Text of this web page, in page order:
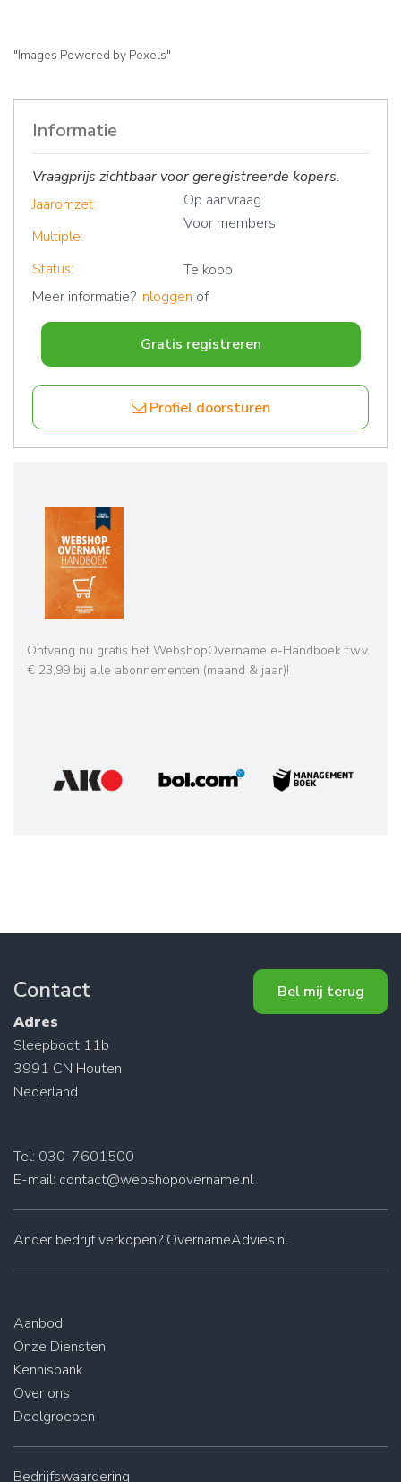
"Images Powered by Pexels"
Informatie
Vraagprijs zichtbaar voor geregistreerde kopers.
Jaaromzet: Op aanvraag
Multiple:
Voor members
Status: Te koop
Meer informatie? Inloggen of
Gratis registreren
Profiel doorsturen
Ontvang nu gratis het WebshopOvername e-Handboek t.w.v.
€ 23,99 bij alle abonnementen (maand & jaar)!
Contact
Adres
Sleepboot 11b
3991 CN Houten
Nederland
Bel mij terug
Tel: 030-7601500
E-mail: contact@webshopovername.nl
Ander bedrijf verkopen? OvernameAdvies.nl
Aanbod
Onze Diensten
Kennisbank
Over ons
Doelgroepen
Bedrijfswaardering